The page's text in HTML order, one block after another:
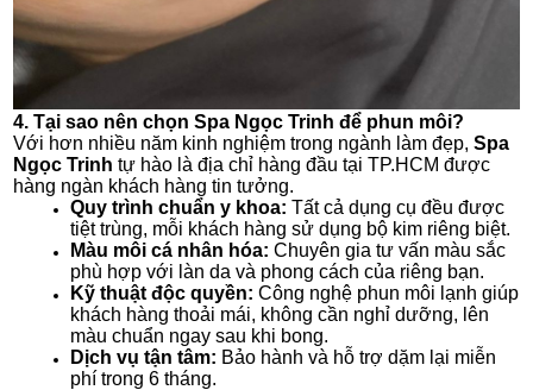
4. Tại sao nên chọn Spa Ngọc Trinh để phun môi?
Với hơn nhiều năm kinh nghiệm trong ngành làm đẹp,Spa
Ngọc Trinh tự hào là địa chỉ hàng đầu tại TP.HCM được
hàng ngàn khách hàng tin tưởng.
Quy trình chuẩn y khoa: Tất cả dụng cụ đều được
tiệt trùng, mỗi khách hàng sử dụng bộ kim riêng biệt.
Màu môi cá nhân hóa: Chuyên gia tư vấn màu sắc
phù hợp với làn da và phong cách của riêng bạn.
Kỹ thuật độc quyền: Công nghệ phun môi lạnh giúp
khách hàng thoải mái, không cần nghỉ dưỡng, lên
màu chuẩn ngay sau khi bong.
Dịch vụ tận tâm: Bảo hành và hỗ trợ dặm lại miễn
phí trong 6 tháng.